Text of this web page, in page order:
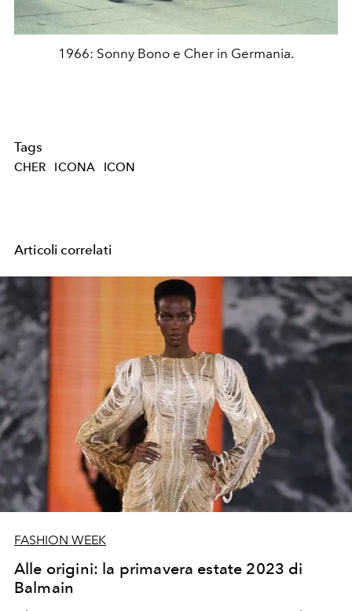
1966: Sonny Bono e Cher in Germania.
Tags
CHER ICONA ICON
Articoli correlati
FASHION WEEK
Alle origini: la primavera estate 2023 di
Balmain